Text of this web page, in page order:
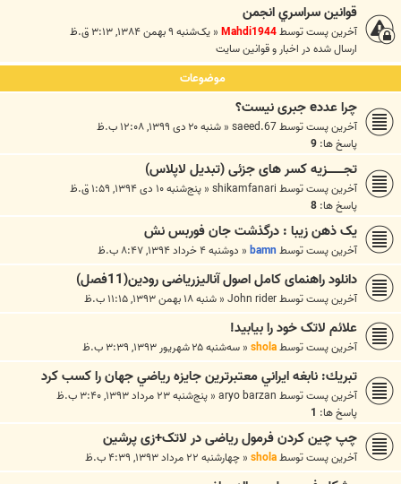
قوانين سراسري انجمن
آخرین پست توسطMahdi1944
« یک‌شنبه ۹ بهمن ۱۳۸۴, ۳:۱۳ ق.ظ
ارسال شده در اخبار و قوانين سايت
موضوعات
چرا عددe جبری نیست؟
آخرین پست توسطsaeed.67
« شنبه ۲۰ دی ۱۳۹۹, ۱۲:۰۸ ب.ظ
پاسخ ها: 9
تجـــــــــزیه کسر های جزئی (تبدیل لاپلاس)
آخرین پست توسطshikamfanari
« پنج‌شنبه ۱۰ دی ۱۳۹۴, ۱:۵۹ ق.ظ
پاسخ ها: 8
یک ذهن زیبا : درگذشت جان فوربس نش
آخرین پست توسطbamn
« دوشنبه ۴ خرداد ۱۳۹۴, ۸:۴۷ ب.ظ
دانلود راهنمای کامل اصول آنالیزریاضی رودین(11فصل)
آخرین پست توسطJohn rider
« شنبه ۱۸ بهمن ۱۳۹۳, ۱۱:۱۵ ب.ظ
علائم لاتک خود را بیابید!
آخرین پست توسطshola
« سه‌شنبه ۲۵ شهریور ۱۳۹۳, ۳:۳۹ ب.ظ
تبريك: نابغه ايراني معتبرترين جايزه رياضي جهان را كسب كرد
آخرین پست توسطaryo barzan
« پنج‌شنبه ۲۳ مرداد ۱۳۹۳, ۳:۴۰ ب.ظ
پاسخ ها: 1
چپ چین کردن فرمول ریاضی در لاتک+زی پرشین
آخرین پست توسطshola
« چهارشنبه ۲۲ مرداد ۱۳۹۳, ۴:۳۹ ب.ظ